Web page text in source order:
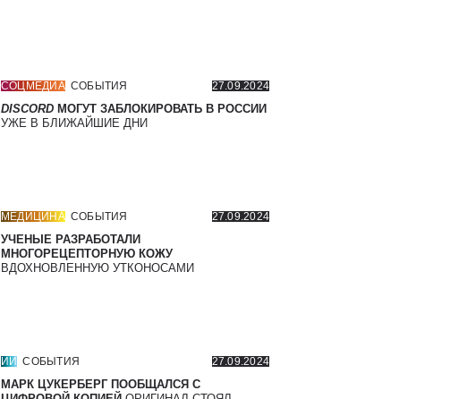
СОЦМЕДИА СОБЫТИЯ 27.09.2024
DISCORD МОГУТ ЗАБЛОКИРОВАТЬ В РОССИИ
УЖЕ В БЛИЖАЙШИЕ ДНИ
МЕДИЦИНА СОБЫТИЯ 27.09.2024
УЧЕНЫЕ РАЗРАБОТАЛИ
МНОГОРЕЦЕПТОРНУЮ КОЖУ
ВДОХНОВЛЕННУЮ УТКОНОСАМИ
ИИ СОБЫТИЯ 27.09.2024
МАРК ЦУКЕРБЕРГ ПООБЩАЛСЯ С